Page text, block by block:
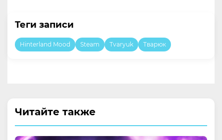
Теги записи
Hinterland Mood Steam Tvaryuk Тварюк
Читайте также